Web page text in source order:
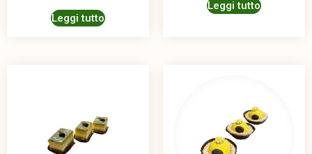
Leggi tutto
Leggi tutto